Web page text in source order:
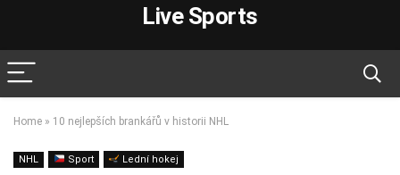
Live Sports
Home » 10 nejlepších brankářů v historii NHL
NHL Sport Lední hokej